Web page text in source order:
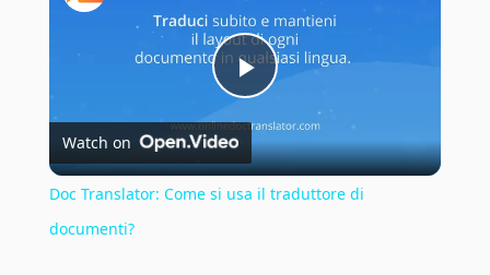
Play
Video
Watch on
Doc Translator: Come si usa il traduttore di
documenti?